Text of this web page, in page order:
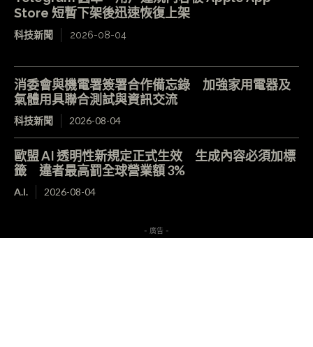
Store 短暫下架後迅速恢復上架
科技新聞 2026-08-04
消委會與機電署簽署合作備忘錄 加強家用電器及
氣體用具聯合測試與資訊交流
科技新聞 2026-08-04
歐盟 AI 透明性新規定正式生效 生成內容必須加標
籤 違者最高罰全球營業額 3%
A.I. 2026-08-04
- 廣告 -